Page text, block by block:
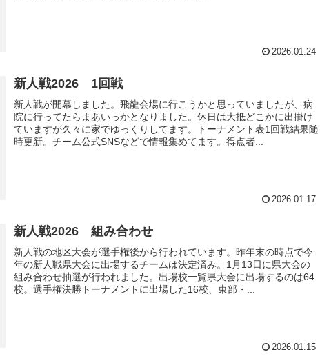
2026.01.24
新人戦2026 1回戦
新人戦が開幕しました。飛龍会場に行こうかと思っていましたが、病
院に行ってたらまあいっかとなりました。休日は大抵どこかに出掛け
ていますが久々に家でゆっくりしてます。トーナメント表1回戦結果随
時更新。チーム公式SNSなどで情報集めてます。得点者...
2026.01.17
新人戦2026 組み合わせ
新人戦の地区大会が選手権後から行われています。昨年末の時点で今
年の新人戦県大会に出場するチームは決定済み。1月13日に県大会の
組み合わせ抽選が行われました。出場校一覧県大会に出場するのは64
校。選手権決勝トーナメントに出場した16校、東部・...
2026.01.15